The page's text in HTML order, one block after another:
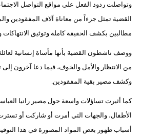
وتواصلت ردود الفعل على مواقع التواصل
القضية تمثل جزءاً من معاناة آلاف المفقودين
مطالبين بكشف الحقيقة كاملة وتوثيق
ووصف ناشطون القضية بأنها مأساة إنسانية
من الانتظار والأمل والخوف، فيما دعا آخرون إلى
وكشف مصير بقية المفقودين.
كما أثيرت تساؤلات واسعة حول مصير رانيا
الأطفال، والجهات التي أمرت أو شاركت أو
أسباب ظهور بعض المواد المصورة في هذا